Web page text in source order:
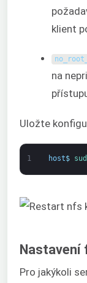
klient
na
Uložte
1 host$
Nastavení
Pro jakýkoli